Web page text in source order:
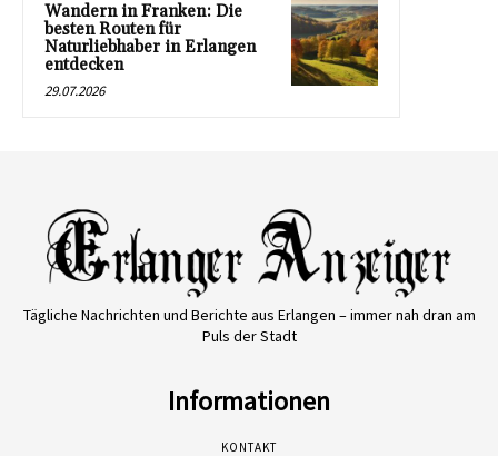
Wandern in Franken: Die
besten Routen für
Naturliebhaber in Erlangen
entdecken
29.07.2026
Tägliche Nachrichten und Berichte aus Erlangen – immer nah dran am
Puls der Stadt
Informationen
KONTAKT